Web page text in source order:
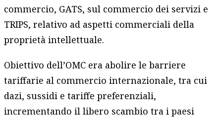
commercio, GATS, sul commercio dei servizi e
TRIPS, relativo ad aspetti commerciali della
proprietà intellettuale.
Obiettivo dell’OMC era abolire le barriere
tariffarie al commercio internazionale, tra cui
dazi, sussidi e tariffe preferenziali,
incrementando il libero scambio tra i paesi